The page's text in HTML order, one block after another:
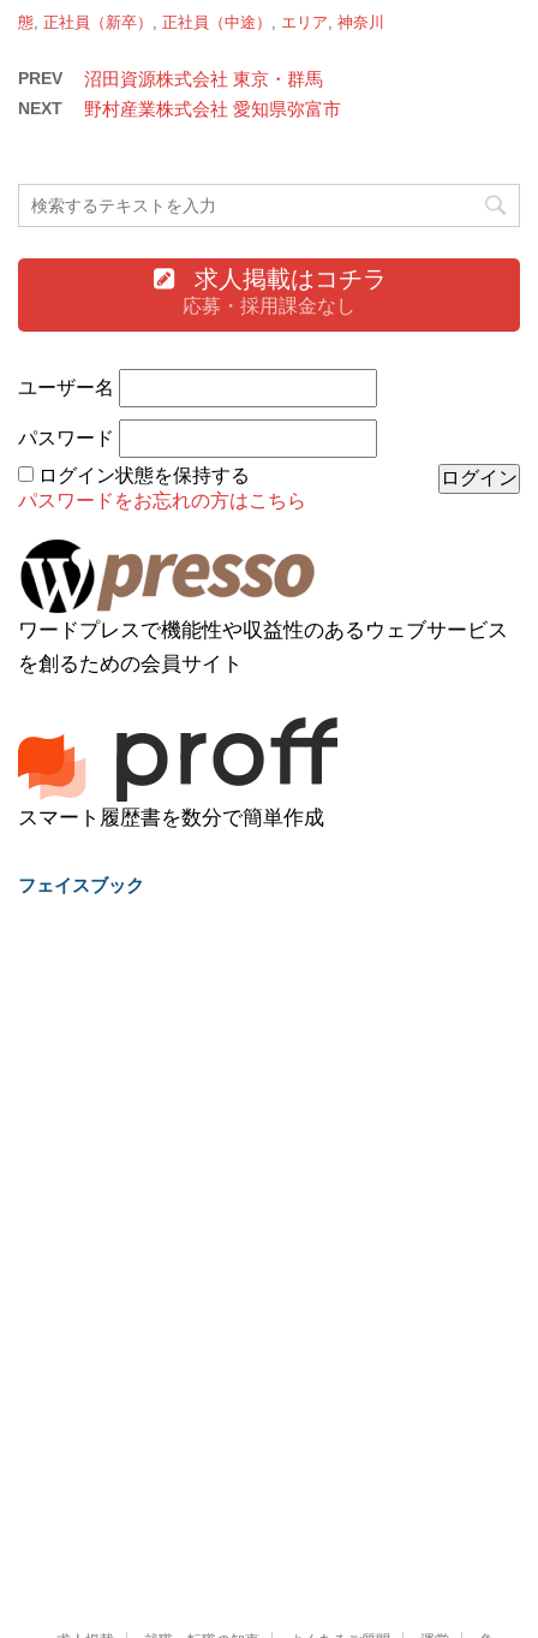
態, 正社員（新卒） , 正社員（中途） , エリア, 神奈川
PREV 沼田資源株式会社 東京・群馬
NEXT 野村産業株式会社 愛知県弥富市
求人掲載はコチラ
応募・採用課金なし
ユーザー名
パスワード
ログイン状態を保持する
パスワードをお忘れの方はこちら
ワードプレスで機能性や収益性のあるウェブサービス
を創るための会員サイト
スマート履歴書を数分で簡単作成
フェイスブック